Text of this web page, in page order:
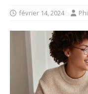
février 14, 2024